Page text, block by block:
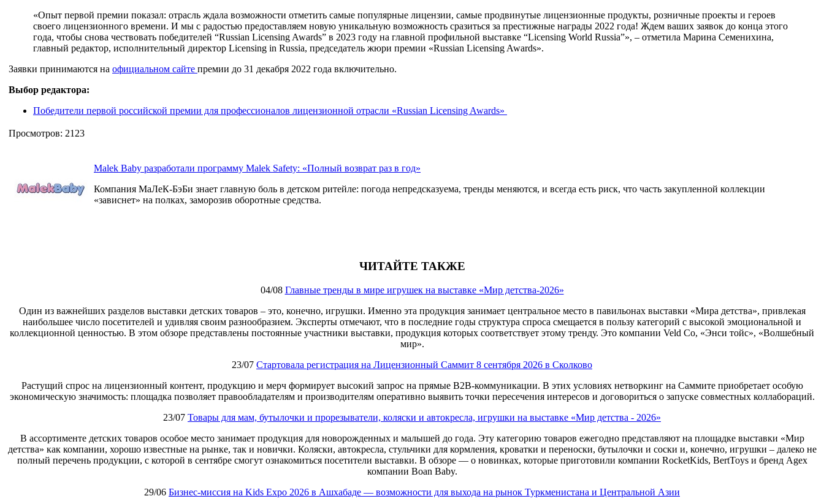
«Опыт первой премии показал: отрасль ждала возможности отметить самые популярные лицензии, самые продвинутые лицензионные продукты, розничные проекты и героев
своего лицензионного времени. И мы с радостью предоставляем новую уникальную возможность сразиться за престижные награды 2022 года! Ждем ваших заявок до конца этого
года, чтобы снова чествовать победителей “Russian Licensing Awards” в 2023 году на главной профильной выставке “Licensing World Russia”», – отметила Марина Семенихина,
главный редактор, исполнительный директор Licensing in Russia, председатель жюри премии «Russian Licensing Awards».
Заявки принимаются на официальном сайте премии до 31 декабря 2022 года включительно.
Выбор редактора:
Победители первой российской премии для профессионалов лицензионной отрасли «Russian Licensing Awards»
Просмотров: 2123
Malek Baby разработали программу Malek Safety: «Полный возврат раз в год»
Компания МаЛеК-БэБи знает главную боль в детском ритейле: погода непредсказуема, тренды меняются, и всегда есть риск, что часть закупленной коллекции
«зависнет» на полках, заморозив оборотные средства.
ЧИТАЙТЕ ТАКЖЕ
04/08 Главные тренды в мире игрушек на выставке «Мир детства-2026»
Один из важнейших разделов выставки детских товаров – это, конечно, игрушки. Именно эта продукция занимает центральное место в павильонах выставки «Мира детства», привлекая
наибольшее число посетителей и удивляя своим разнообразием. Эксперты отмечают, что в последние годы структура спроса смещается в пользу категорий с высокой эмоциональной и
коллекционной ценностью. В этом обзоре представлены постоянные участники выставки, продукция которых соответствует этому тренду. Это компании Veld Co, «Энси тойс», «Волшебный
мир».
23/07 Стартовала регистрация на Лицензионный Саммит 8 сентября 2026 в Сколково
Растущий спрос на лицензионный контент, продукцию и мерч формирует высокий запрос на прямые B2B-коммуникации. В этих условиях нетворкинг на Саммите приобретает особую
экономическую значимость: площадка позволяет правообладателям и производителям оперативно выявить точки пересечения интересов и договориться о запуске совместных коллабораций.
23/07 Товары для мам, бутылочки и прорезыватели, коляски и автокресла, игрушки на выставке «Мир детства - 2026»
В ассортименте детских товаров особое место занимает продукция для новорожденных и малышей до года. Эту категорию товаров ежегодно представляют на площадке выставки «Мир
детства» как компании, хорошо известные на рынке, так и новички. Коляски, автокресла, стульчики для кормления, кроватки и переноски, бутылочки и соски и, конечно, игрушки – далеко не
полный перечень продукции, с которой в сентябре смогут ознакомиться посетители выставки. В обзоре — о новинках, которые приготовили компании RocketKids, BertToys и бренд Agex
компании Boan Baby.
29/06 Бизнес‑миссия на Kids Expo 2026 в Ашхабаде — возможности для выхода на рынок Туркменистана и Центральной Азии